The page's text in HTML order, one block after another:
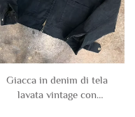
Giacca in denim di tela
lavata vintage con